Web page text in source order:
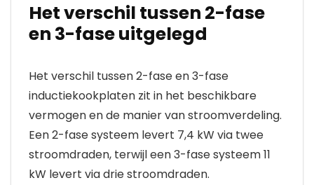
Het verschil tussen 2-fase
en 3-fase uitgelegd
Het verschil tussen 2-fase en 3-fase
inductiekookplaten zit in het beschikbare
vermogen en de manier van stroomverdeling.
Een 2-fase systeem levert 7,4 kW via twee
stroomdraden, terwijl een 3-fase systeem 11
kW levert via drie stroomdraden.